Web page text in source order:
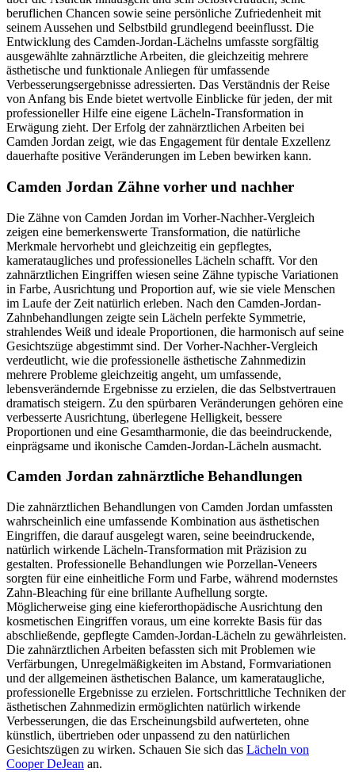
beruflichen Chancen sowie seine persönliche Zufriedenheit mit
seinem Aussehen und Selbstbild grundlegend beeinflusst. Die
Entwicklung des Camden-Jordan-Lächelns umfasste sorgfältig
ausgewählte zahnärztliche Arbeiten, die gleichzeitig mehrere
ästhetische und funktionale Anliegen für umfassende
Verbesserungsergebnisse adressierten. Das Verständnis der Reise
von Anfang bis Ende bietet wertvolle Einblicke für jeden, der mit
professioneller Hilfe eine eigene Lächeln-Transformation in
Erwägung zieht. Der Erfolg der zahnärztlichen Arbeiten bei
Camden Jordan zeigt, wie das Engagement für dentale Exzellenz
dauerhafte positive Veränderungen im Leben bewirken kann.
Camden Jordan Zähne vorher und nachher
Die Zähne von Camden Jordan im Vorher-Nachher-Vergleich
zeigen eine bemerkenswerte Transformation, die natürliche
Merkmale hervorhebt und gleichzeitig ein gepflegtes,
kamerataugliches und professionelles Lächeln schafft. Vor den
zahnärztlichen Eingriffen wiesen seine Zähne typische Variationen
in Farbe, Ausrichtung und Proportion auf, wie sie viele Menschen
im Laufe der Zeit natürlich erleben. Nach den Camden-Jordan-
Zahnbehandlungen zeigte sein Lächeln perfekte Symmetrie,
strahlendes Weiß und ideale Proportionen, die harmonisch auf seine
Gesichtszüge abgestimmt sind. Der Vorher-Nachher-Vergleich
verdeutlicht, wie die professionelle ästhetische Zahnmedizin
mehrere Probleme gleichzeitig angeht, um umfassende,
lebensverändernde Ergebnisse zu erzielen, die das Selbstvertrauen
dramatisch steigern. Zu den spürbaren Veränderungen gehören eine
verbesserte Ausrichtung, überlegene Helligkeit, bessere
Proportionen und eine Gesamtharmonie, die das beeindruckende,
einprägsame und ikonische Camden-Jordan-Lächeln ausmacht.
Camden Jordan zahnärztliche Behandlungen
Die zahnärztlichen Behandlungen von Camden Jordan umfassten
wahrscheinlich eine umfassende Kombination aus ästhetischen
Eingriffen, die darauf ausgelegt waren, seine beeindruckende,
natürlich wirkende Lächeln-Transformation mit Präzision zu
gestalten. Professionelle Behandlungen wie Porzellan-Veneers
sorgten für eine einheitliche Form und Farbe, während modernstes
Zahn-Bleaching für eine brillante Aufhellung sorgte.
Möglicherweise ging eine kieferorthopädische Ausrichtung den
kosmetischen Eingriffen voraus, um eine korrekte Basis für das
abschließende, gepflegte Camden-Jordan-Lächeln zu gewährleisten.
Die zahnärztlichen Arbeiten befassten sich mit Problemen wie
Verfärbungen, Unregelmäßigkeiten im Abstand, Formvariationen
und der allgemeinen ästhetischen Balance, um kamerataugliche,
professionelle Ergebnisse zu erzielen. Fortschrittliche Techniken der
ästhetischen Zahnmedizin ermöglichten natürlich wirkende
Verbesserungen, die das Erscheinungsbild aufwerteten, ohne
künstlich, übertrieben oder unpassend zu den natürlichen
Gesichtszügen zu wirken. Schauen Sie sich das Lächeln von
Cooper DeJean an.